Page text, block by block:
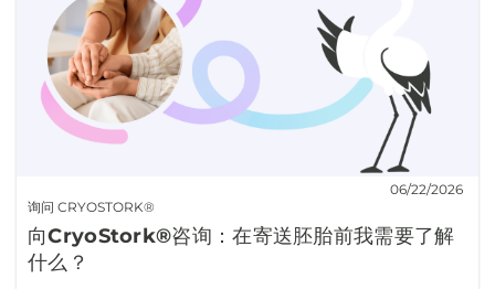
询问 CRYOSTORK®
06/22/2026
向CryoStork®咨询：在寄送胚胎前我需要了解
什么？